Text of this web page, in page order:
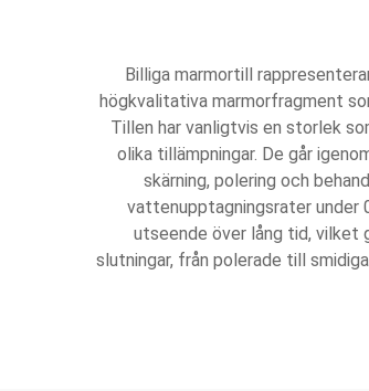
Billiga marmortill
högkvalitativa marmorfragment
Tillen har vanligtvis en storlek
olika tillämpningar. De går
skärning, polering och
vattenupptagningsrater under
utseende över lång tid, vilket
slutningar, från polerade till